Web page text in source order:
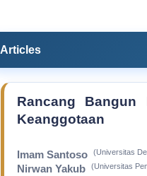
Articles
Rancang Bangun
Keanggotaan
Imam Santoso (Universitas
Nirwan Yakub (Universitas